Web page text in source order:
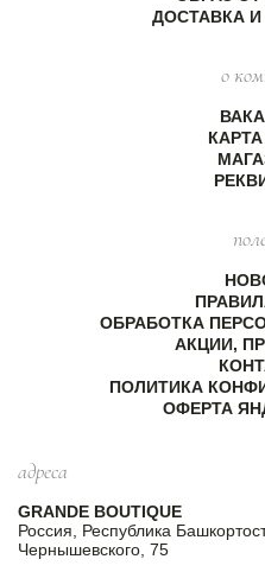
ДОСТАВКА
о
ОБРАБОТКА
АКЦИИ,
ПОЛИТИКА
ОФЕРТА
адреса
GRANDE BOUTIQUE
Россия, Республика
Чернышевского, 75